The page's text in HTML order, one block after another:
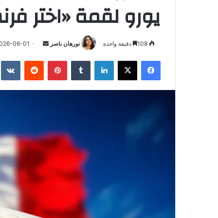
يورو لقمة «اختر
نورهان ناصر
أرسل
إلكترونيا
06-01 دقيقة واحدة
فيسبوك ‫X لينكدإن بينتيريست